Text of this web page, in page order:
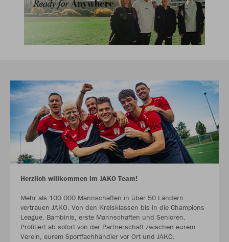
Herzlich willkommen im JAKO Team!
Mehr als 100.000 Mannschaften in über 50 Ländern
vertrauen JAKO. Von den Kreisklassen bis in die Champions
League. Bambinis, erste Mannschaften und Senioren.
Profitiert ab sofort von der Partnerschaft zwischen eurem
Verein, eurem Sportfachhändler vor Ort und JAKO.